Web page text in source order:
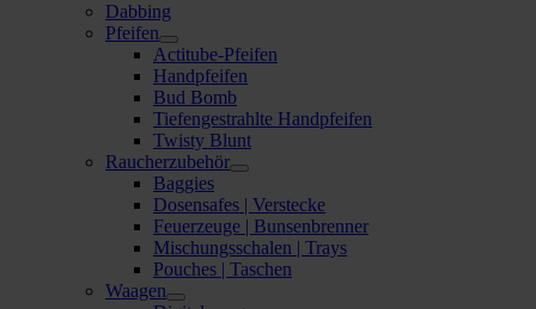
Dabbing
Pfeifen
Actitube-Pfeifen
Handpfeifen
Bud Bomb
Tiefengestrahlte Handpfeifen
Twisty Blunt
Raucherzubehör
Baggies
Dosensafes | Verstecke
Feuerzeuge | Bunsenbrenner
Mischungsschalen | Trays
Pouches | Taschen
Waagen